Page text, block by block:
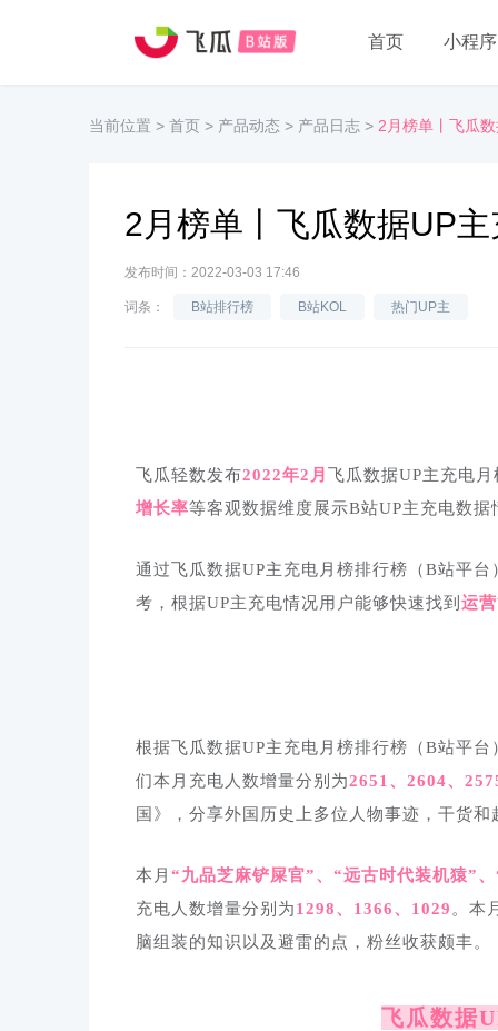
首页 小程序
当前位置 > 首页 > 产品动态 > 产品日志 > 2月榜单丨飞瓜
2月榜单丨飞瓜数据UP
发布时间：2022-03-03 17:46
词条： B站排行榜 B站KOL 热门UP主
飞瓜轻数发布2022年2月 飞瓜数据UP主充电
增长率等客观数据维度展示B站UP主充电数据
通过飞瓜数据UP主充电月榜排行榜（B站平
考，根据UP主充电情况用户能够快速找到 运
根据飞瓜数据UP主充电月榜排行榜（B站平台
们本月充电人数增量分别为2651、2604、
国》，分享外国历史上多位人物事迹，干货
本月 “九品芝麻铲屎官”、“远古时代装机猿”
充电人数增量分别为1298、1366、1029 。本
脑组装的知识以及避雷的点，粉丝收获颇丰。
飞瓜数据